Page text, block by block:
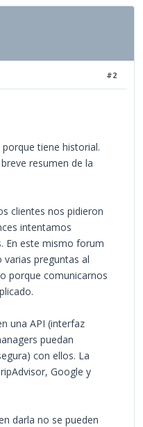
#2
tiene historial.
resumen de la
clientes nos pidieron
intentamos
En este mismo forum
preguntas al
porque comunicarnos
una API (interfaz
puedan
con ellos. La
Google y
darla no se pueden